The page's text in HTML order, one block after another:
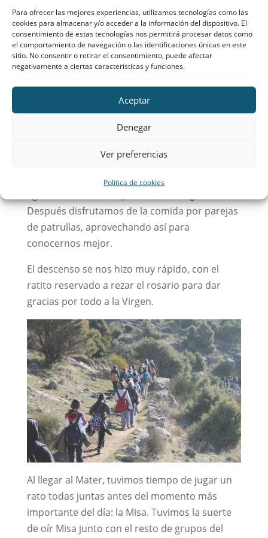
Para ofrecer las mejores experiencias, utilizamos tecnologías como las
cookies para almacenar y/o acceder a la información del dispositivo. El
consentimiento de estas tecnologías nos permitirá procesar datos como
el comportamiento de navegación o las identificaciones únicas en este
sitio. No consentir o retirar el consentimiento, puede afectar
negativamente a ciertas características y funciones.
Aceptar
Denegar
Ver preferencias
Política de cookies
abrigos, guantes, gorros… y, en cambio, nos
encontramos con una sorpresa de la Virgen.
¡Hizo un tiempo increíble! Así que, con un sol y
brisita muy agradables, y con algún que otro
resbalón por las rocas de las Machotas,
llegamos a un claro donde paramos a
descansar y a hacer la rxp.
Avanzamos un poco más y ya llegamos a la
silencio de cumbres,
pudimos aprovechar para contemplar y
Después disfrutamos de la comida por parejas
de patrullas, aprovechando así para
conocernos mejor.
El descenso se nos hizo muy rápido, con el
ratito reservado a rezar el rosario para dar
gracias por todo a la Virgen.
Al llegar al Mater, tuvimos tiempo de jugar un
rato todas juntas antes del momento más
importante del día: la Misa. Tuvimos la suerte
de oír Misa junto con el resto de grupos del